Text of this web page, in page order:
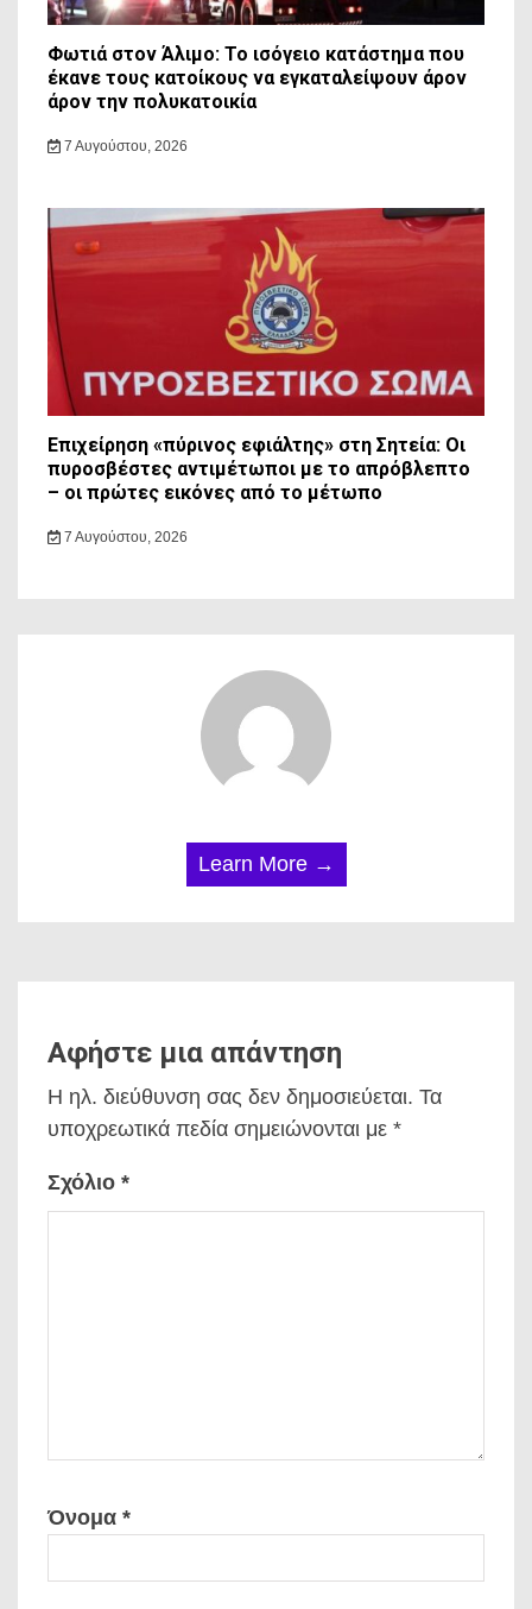
Φωτιά στον Άλιμο: Το ισόγειο κατάστημα που
έκανε τους κατοίκους να εγκαταλείψουν άρον
άρον την πολυκατοικία
7 Αυγούστου, 2026
Επιχείρηση «πύρινος εφιάλτης» στη Σητεία: Οι
πυροσβέστες αντιμέτωποι με το απρόβλεπτο
– οι πρώτες εικόνες από το μέτωπο
7 Αυγούστου, 2026
Learn More →
Αφήστε μια απάντηση
Η ηλ. διεύθυνση σας δεν δημοσιεύεται. Τα
υποχρεωτικά πεδία σημειώνονται με *
Σχόλιο *
Όνομα *